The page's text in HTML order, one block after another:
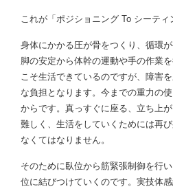
これが「ポジショニング To シーティ
身体にかかる圧が骨をつくり、循環
脚の安定から体幹の運動や手の作業
こそ生活できているのですが、障害
な負担となります。今までの重力の
からです。真っすぐに座る、立ち上
難しく、生活をしていくためには再
なくてはなりません。
そのために臥位から筋緊張制御を行
位に結びつけていくのです。実技体